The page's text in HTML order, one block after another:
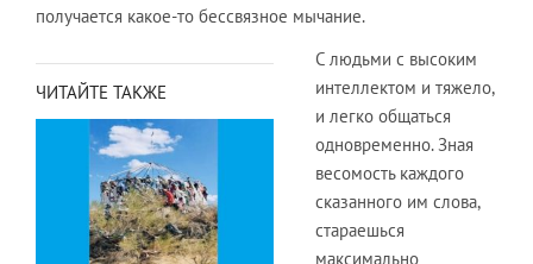
получается какое-то бессвязное мычание.
ЧИТАЙТЕ ТАКЖЕ
С людьми с высоким
интеллектом и тяжело,
и легко общаться
одновременно. Зная
весомость каждого
сказанного им слова,
стараешься
максимально